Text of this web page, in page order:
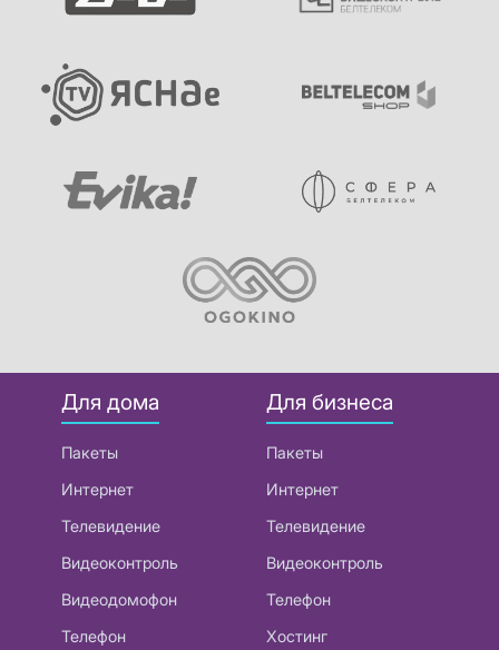
Для дома
Пакеты
Интернет
Телевидение
Видеоконтроль
Видеодомофон
Телефон
Для бизнеса
Пакеты
Интернет
Телевидение
Видеоконтроль
Телефон
Хостинг